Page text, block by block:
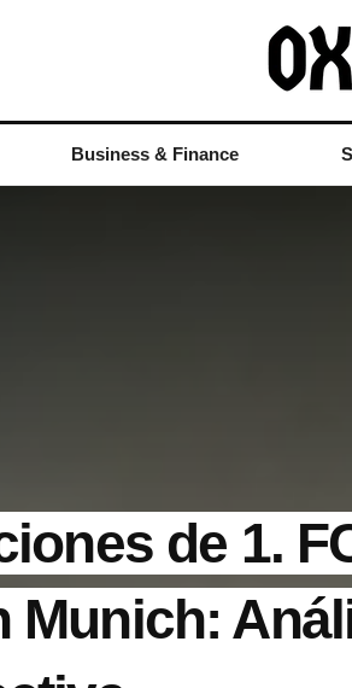
Business & Finance
de 1.
Munich: